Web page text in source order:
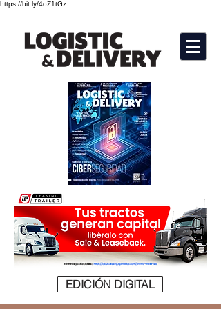
https://bit.ly/4oZ1tGz
EDICIÓN DIGITAL